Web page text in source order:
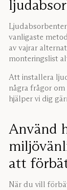
vanligaste
av vajrar
monteringslist
Att installera
några frågor
hjälper vi dig
Använd
att
När du vill